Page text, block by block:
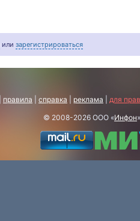
или зарегистрироваться
правила справка реклама для
© 2008-2026 ООО «Инфон»